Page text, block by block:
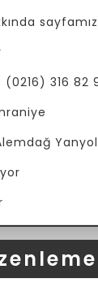
316 82
Alemdağ